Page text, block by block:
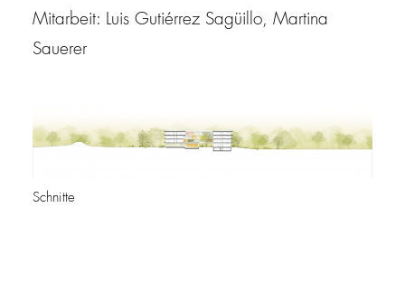
Mitarbeit: Luis Gutiérrez Sagüillo, Martina
Sauerer
Schnitte